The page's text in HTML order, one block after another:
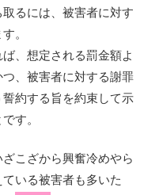
るには、被害者に対す
。
、想定される罰金額よ
、被害者に対する謝罪
約する旨を約束して示
す。
ざこざから興奮冷めやら
いる被害者も多いた